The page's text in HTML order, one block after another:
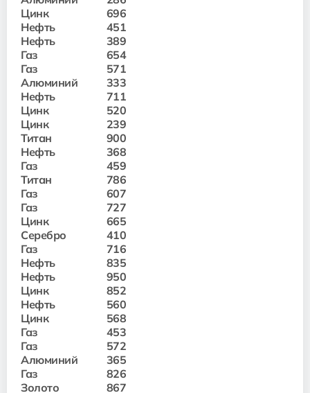
Цинк
696
Нефть
451
Нефть
389
Газ
654
Газ
571
Алюминий
333
Нефть
711
Цинк
520
Цинк
239
Титан
900
Нефть
368
Газ
459
Титан
786
Газ
607
Газ
727
Цинк
665
Серебро
410
Газ
716
Нефть
835
Нефть
950
Цинк
852
Нефть
560
Цинк
568
Газ
453
Газ
572
Алюминий
365
Газ
826
Золото
867